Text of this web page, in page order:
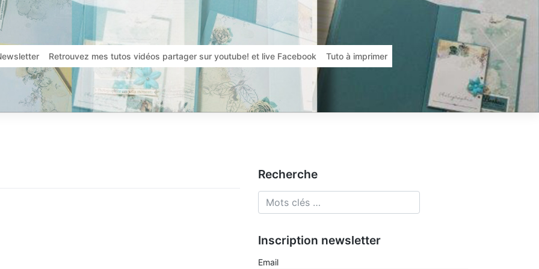
Retrouvez mes tutos vidéos partager sur youtube! et live Facebook Tuto à imprimer
Recherche
Inscription newsletter
Email